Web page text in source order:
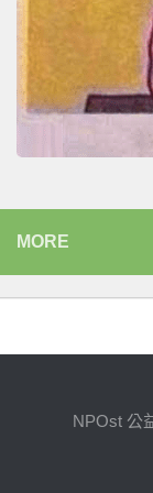
MORE
NPOst 公